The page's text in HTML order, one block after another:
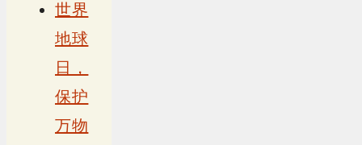
世界
地球
日，
保护
万物